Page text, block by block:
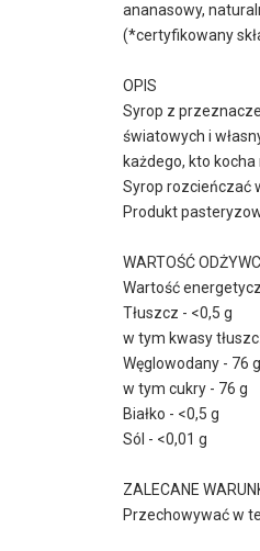
ananasowy,
(*certyfikowany
OPIS
Syrop z
światowych i
każdego, kto
Syrop rozcieńczać
Produkt
WARTOŚĆ
Wartość
Tłuszcz - <0,5 g
w tym kwasy
Węglowodany - 76 g
w tym cukry - 76 g
Białko - <0,5 g
Sól - <0,01 g
ZALECANE
Przechowywać w